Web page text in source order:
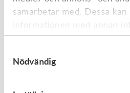
samarbetar med. Dessa
informationen med annan
har tillhandahållit eller som
Nödvändig